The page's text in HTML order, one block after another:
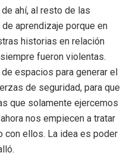
ahí, al resto de las
aprendizaje porque en
historias en relación
fueron violentas.
espacios para generar el
de seguridad, para que
que solamente ejercemos
nos empiecen a tratar
con ellos. La idea es poder